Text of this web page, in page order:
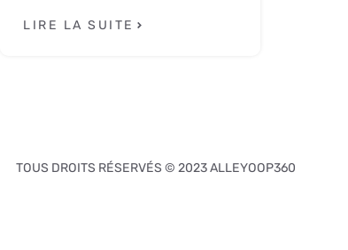
LIRE LA SUITE
TOUS DROITS RÉSERVÉS © 2023 ALLEYOOP360